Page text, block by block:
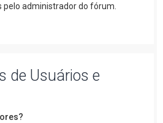
administrador do fórum.
de Usuários e